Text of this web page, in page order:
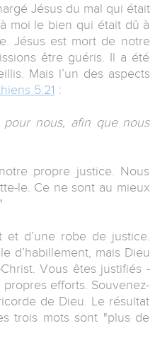
Jésus du mal qui était
moi le bien qui était dû à
Jésus est mort de notre
être guéris. Il a été
Mais l’un des aspects
5:21 :
pour nous, afin que nous
propre justice. Nous
le. Ce ne sont au mieux
d’une robe de justice.
d’habillement, mais Dieu
Vous êtes justifiés -
efforts. Souvenez-
de Dieu. Le résultat
trois mots sont "plus de